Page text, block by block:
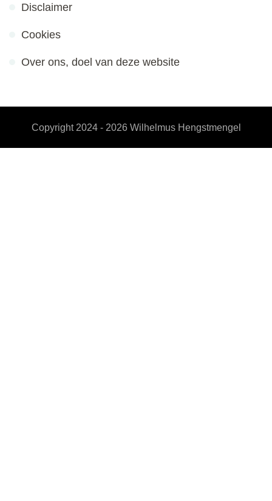
Disclaimer
Cookies
Over ons, doel van deze website
Copyright 2024 - 2026 Wilhelmus Hengstmengel